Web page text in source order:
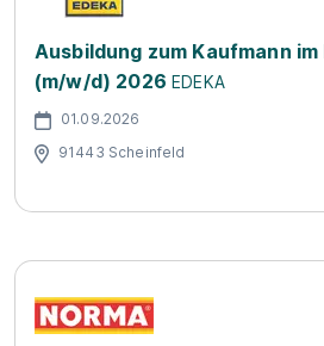
Ausbildung zum Kaufmann
(m/w/d) 2026 EDEKA
01.09.2026
91443 Scheinfeld